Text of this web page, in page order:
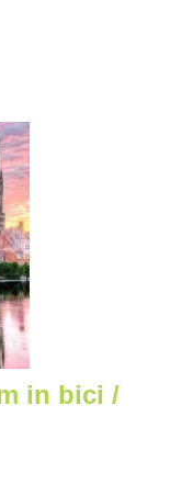
in bici /